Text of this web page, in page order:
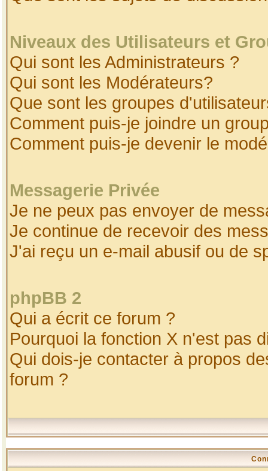
Niveaux des Utilisateurs et
Qui sont les Administrateurs ?
Qui sont les Modérateurs?
Que sont les groupes
Comment puis-je joindre un
Comment puis-je devenir le
Messagerie Privée
Je ne peux pas envoyer de
Je continue de recevoir des
J'ai reçu un e-mail abusif ou de
phpBB 2
Qui a écrit ce forum ?
Pourquoi la fonction X n'est pas
Qui dois-je contacter à propos
forum ?